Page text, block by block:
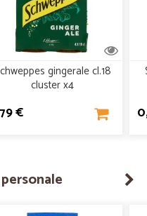
gingerale cl.18
cluster x4
€